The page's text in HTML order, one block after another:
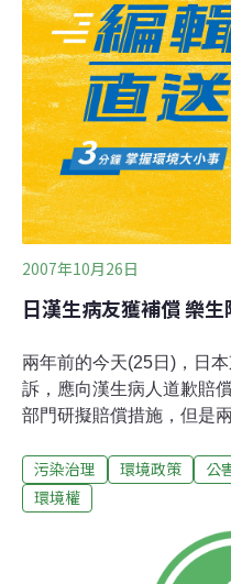
徵性扣款，市府政風處形
足，台北市長郝龍斌答詢
北工處長吳沛軫表示，目
等疑點，扣款270萬，將
深入調查。李慶元說，爆
站，近半年來，僅追討回
9880萬元左右的棄土款而
2007年10月26日
日漢生病友獲補償 樂
兩年前的今天(25日)，日
訴，應向漢生病人道歉賠
部門研擬賠償措施，但是
對這個法案進行朝野協商
三讀通過。拿著香、跟菊
靈。不管是中央跟地方政
蹟，「漢生病補償條例」
污染治理 環境政策 公
環境權